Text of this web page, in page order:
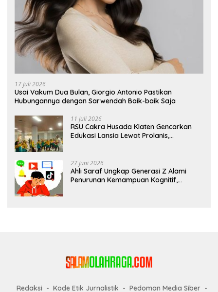
17 Juli 2026
Usai Vakum Dua Bulan, Giorgio Antonio Pastikan
Hubungannya dengan Sarwendah Baik-baik Saja
11 Juli 2026
RSU Cakra Husada Klaten Gencarkan
Edukasi Lansia Lewat Prolanis,
27 Juni 2026
Ahli Saraf Ungkap Generasi Z Alami
Penurunan Kemampuan Kognitif,
Redaksi Kode Etik Jurnalistik Pedoman Media Siber